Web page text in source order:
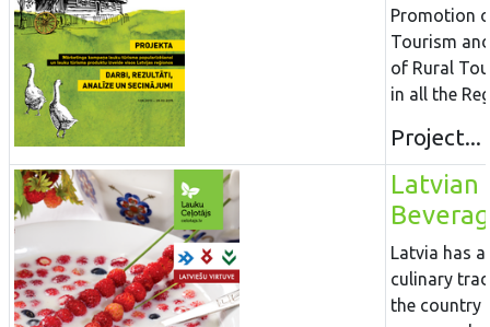
Promotion
Tourism
of Rural
in all the
Project...
Latvian
Latvia has
culinary
the country